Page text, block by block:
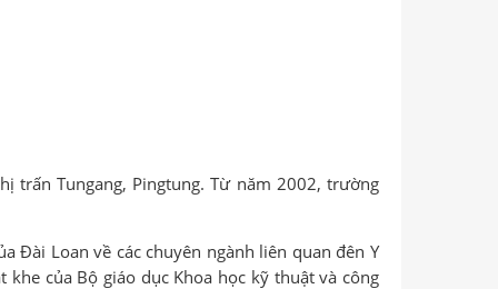
trấn Tungang, Pingtung. Từ năm 2002, trường
Đài Loan về các chuyên ngành liên quan đên Y
của Bộ giáo dục Khoa học kỹ thuật và công